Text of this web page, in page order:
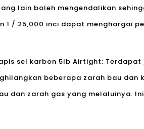
lain boleh mengendalikan
1 / 25,000 inci dapat menghargai
sel karbon 5lb Airtight:
beberapa zarah bau dan
dan zarah gas yang melaluinya.